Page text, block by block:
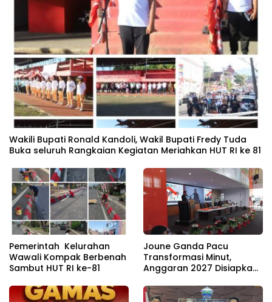
Wakili Bupati Ronald Kandoli, Wakil Bupati Fredy Tuda
Buka seluruh Rangkaian Kegiatan Meriahkan HUT RI ke 81
Pemerintah Kelurahan
Wawali Kompak Berbenah
Sambut HUT RI ke-81
Joune Ganda Pacu
Transformasi Minut,
Anggaran 2027 Disiapkan